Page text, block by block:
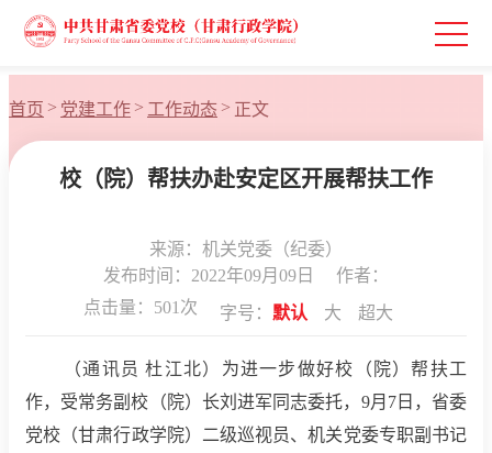
首页 > 党建工作 > 工作动态 > 正文
校（院）帮扶办赴安定区开展帮扶工作
来源：机关党委（纪委）
发布时间：2022年09月09日
作者：
点击量： 501 次 字号： 默认 大 超大
（通讯员 杜江北） 为进一步做好校（院）帮扶工
作，受常务副校（院）长刘进军同志委托， 9月7日，省委
党校（甘肃行政学院） 二级巡视员、机关党委专职副书记